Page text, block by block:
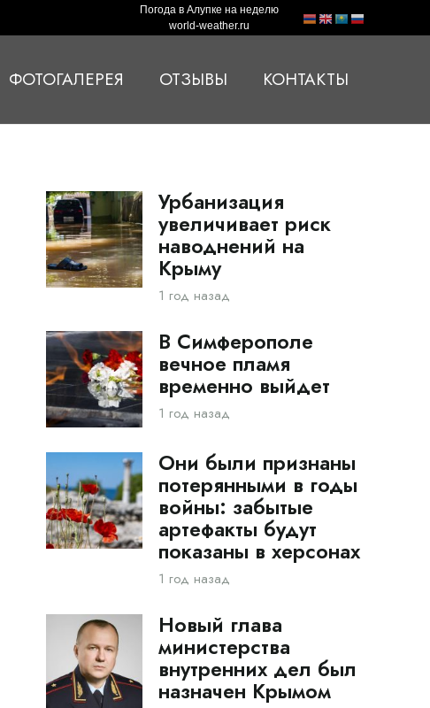
Погода в Алупке на неделю
world-weather.ru
ФОТОГАЛЕРЕЯ ОТЗЫВЫ КОНТАКТЫ
Урбанизация
увеличивает риск
наводнений на
Крыму
1 год назад
В Симферополе
вечное пламя
временно выйдет
1 год назад
Они были признаны
потерянными в годы
войны: забытые
артефакты будут
показаны в херсонах
1 год назад
Новый глава
министерства
внутренних дел был
назначен Крымом